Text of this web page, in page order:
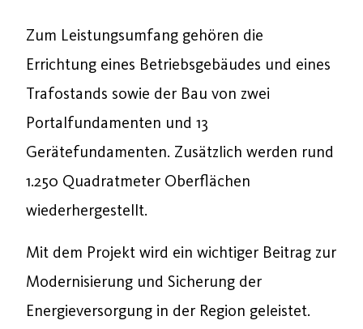
Zum Leistungsumfang gehören die
Errichtung eines Betriebsgebäudes und eines
Trafostands sowie der Bau von zwei
Portalfundamenten und 13
Gerätefundamenten. Zusätzlich werden rund
1.250 Quadratmeter Oberflächen
wiederhergestellt.
Mit dem Projekt wird ein wichtiger Beitrag zur
Modernisierung und Sicherung der
Energieversorgung in der Region geleistet.